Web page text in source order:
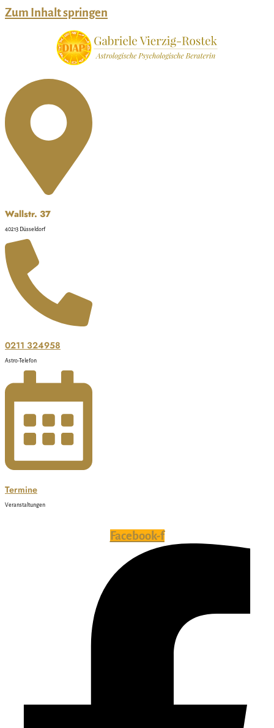
Zum Inhalt springen
Wallstr. 37
40213 Düsseldorf
0211 324958
Astro-Telefon
Termine
Veranstaltungen
Facebook-f